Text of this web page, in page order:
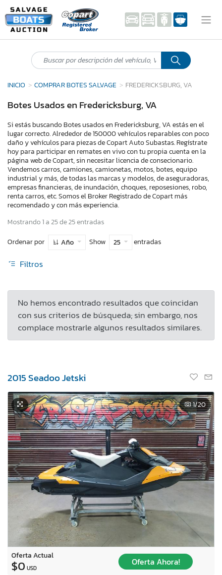
INICIO COMPRAR BOTES SALVAGE FREDERICKSBURG, VA
Botes Usados en Fredericksburg, VA
Si estás buscando Botes usados en Fredericksburg, VA estás en el
lugar correcto. Alrededor de 150000 vehículos reparables con poco
daño y vehículos para piezas de Copart Auto Subastas. Regístrate
hoy para participar en remates en vivo con tu propia cuenta en la
página web de Copart, sin necesitar licencia de consecionario.
Vendemos carros, camiones, camionetas, motos, botes, equipo
industrial y más, de todas las marcas y modelos, de aseguradoras,
empresas financieras, de inundación, choques, reposesiones, robo,
renta carros, etc. Somos el Broker Registrado de Copart más
recomendado y con más experiencia.
Mostrando 1 a 25 de 25 entradas
Ordenar por
Año Show 25 entradas
Filtros
No hemos encontrado resultados que coincidan
con sus criterios de búsqueda; sin embargo, nos
complace mostrarle algunos resultados similares.
2015 Seadoo Jetski
1/20
Oferta Actual
$0 USD
Oferta Ahora!